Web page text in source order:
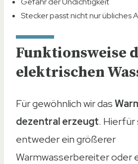
Stecker passt nicht nur übliches
Funktionsweise
elektrischen
Für gewöhnlich wir das
dezentral erzeugt.
entweder ein größerer
Warmwasserbereiter oder